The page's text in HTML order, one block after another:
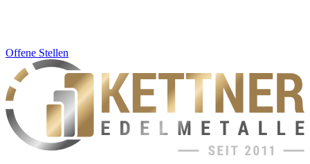
Offene Stellen